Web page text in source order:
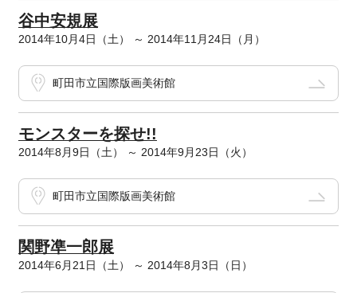
谷中安規展
2014年10月4日（土） ～ 2014年11月24日（月）
町田市立国際版画美術館
モンスターを探せ!!
2014年8月9日（土） ～ 2014年9月23日（火）
町田市立国際版画美術館
関野凖一郎展
2014年6月21日（土） ～ 2014年8月3日（日）